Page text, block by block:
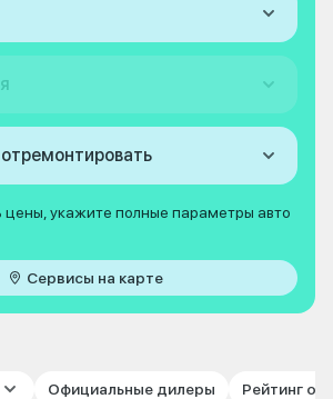
цены, укажите полные параметры авто
Сервисы на карте
Официальные дилеры Рейтинг